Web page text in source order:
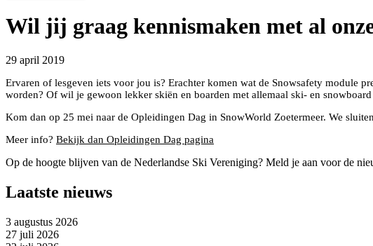
Wil jij graag kennismaken met al
29 april 2019
Ervaren of lesgeven iets voor jou is? Erachter komen wat de Snowsafety module
worden? Of wil je gewoon lekker skiën en boarden met allemaal ski- en snowboard
Kom dan op 25 mei naar de Opleidingen Dag in SnowWorld Zoetermeer. We
Meer info? Bekijk dan Opleidingen Dag pagina
Op de hoogte blijven van de Nederlandse Ski Vereniging? Meld je aan voor de
Laatste nieuws
3 augustus 2026
27 juli 2026